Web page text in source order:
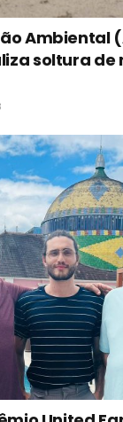
Ambiental
soltura de